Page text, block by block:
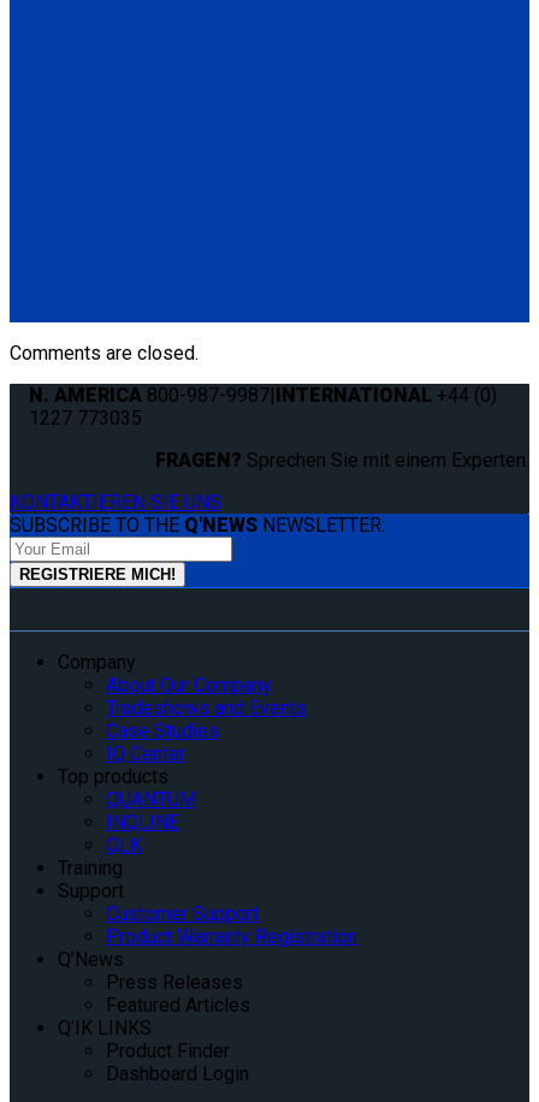
Comments are closed.
N. AMERICA 800-987-9987|INTERNATIONAL +44 (0)
1227 773035
FRAGEN? Sprechen Sie mit einem Experten.
KONTAKTIEREN SIE UNS
SUBSCRIBE TO THE Q'NEWS NEWSLETTER:
Company
About Our Company
Tradeshows and Events
Case Studies
IQ Center
Top products
QUANTUM
INQLINE
QLK
Training
Support
Customer Support
Product Warranty Registration
Q’News
Press Releases
Featured Articles
Q’IK LINKS
Product Finder
Dashboard Login